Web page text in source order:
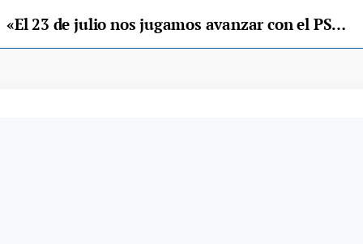
«El 23 de julio nos jugamos avanzar con el PSOE o retroceder con la derecha”